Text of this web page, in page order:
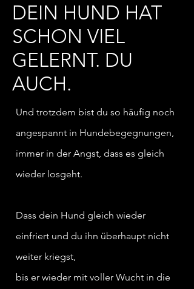
DEIN HUND HAT
SCHON VIEL
GELERNT. DU
AUCH.
Und trotzdem bist du so häufig noch
angespannt in Hundebegegnungen,
immer in der Angst, dass es gleich
wieder losgeht.
Dass dein Hund gleich wieder
einfriert und du ihn überhaupt nicht
weiter kriegst,
bis er wieder mit voller Wucht in die